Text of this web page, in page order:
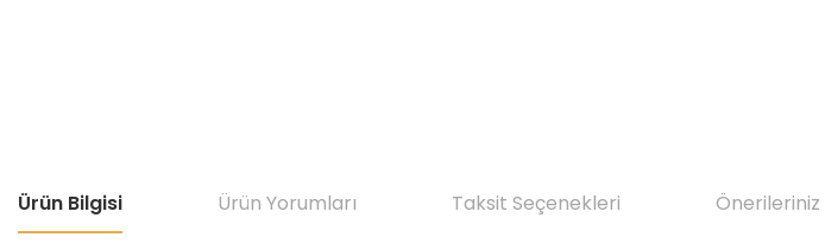
Ürün Bilgisi Ürün Yorumları Taksit Seçenekleri Önerileriniz